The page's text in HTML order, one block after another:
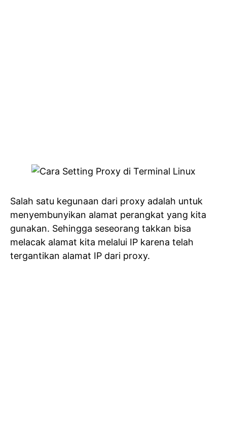
Salah satu kegunaan dari proxy adalah untuk
menyembunyikan alamat perangkat yang kita
gunakan. Sehingga seseorang takkan bisa
melacak alamat kita melalui IP karena telah
tergantikan alamat IP dari proxy.